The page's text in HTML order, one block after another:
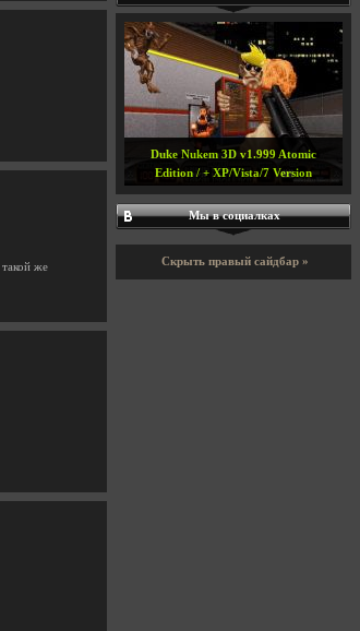
же
Duke Nukem 3D v1.999 Atomic
Edition / + XP/Vista/7 Version
Мы в социалках
Скрыть правый сайдбар »